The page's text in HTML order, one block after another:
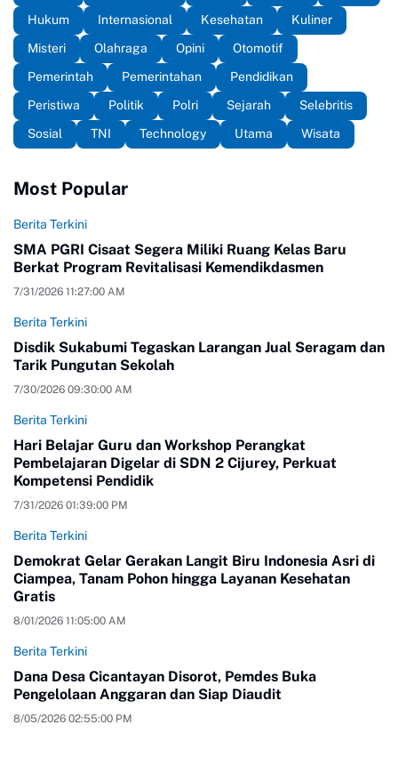
Hukum
Internasional Kesehatan
Kuliner
Misteri
Olahraga Opini
Otomotif
Pemerintah
Pemerintahan
Pendidikan
Peristiwa
Politik Polri Sejarah
Selebritis
Sosial
TNI Technology Utama Wisata
Most Popular
Berita Terkini
SMA PGRI Cisaat Segera Miliki Ruang Kelas Baru
Berkat Program Revitalisasi Kemendikdasmen
7/31/2026 11:27:00 AM
Berita Terkini
Disdik Sukabumi Tegaskan Larangan Jual Seragam dan
Tarik Pungutan Sekolah
7/30/2026 09:30:00 AM
Berita Terkini
Hari Belajar Guru dan Workshop Perangkat
Pembelajaran Digelar di SDN 2 Cijurey, Perkuat
Kompetensi Pendidik
7/31/2026 01:39:00 PM
Berita Terkini
Demokrat Gelar Gerakan Langit Biru Indonesia Asri di
Ciampea, Tanam Pohon hingga Layanan Kesehatan
Gratis
8/01/2026 11:05:00 AM
Berita Terkini
Dana Desa Cicantayan Disorot, Pemdes Buka
Pengelolaan Anggaran dan Siap Diaudit
8/05/2026 02:55:00 PM